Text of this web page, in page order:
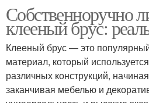
Собственноручно
клееный брус:
Клееный брус — это
материал, который
различных конструкций,
заканчивая мебелью и